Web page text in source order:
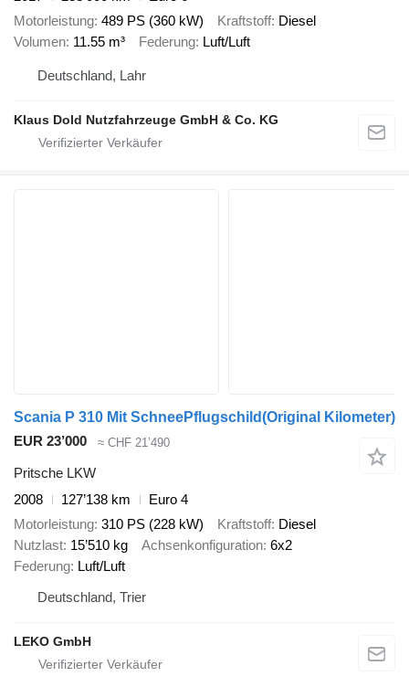
Motorleistung 489 PS (360 kW) Kraftstoff Diesel
Volumen 11.55 m³ Federung Luft/Luft
Deutschland, Lahr
Klaus Dold Nutzfahrzeuge GmbH & Co. KG
Scania P 310 Mit SchneePflugschild(Original Kilometer)
EUR 23’000
≈ CHF 21’490
Pritsche LKW
2008
127’138 km
Euro 4
Motorleistung 310 PS (228 kW) Kraftstoff Diesel
Nutzlast 15’510 kg Achsenkonfiguration 6x2
Federung Luft/Luft
Deutschland, Trier
LEKO GmbH